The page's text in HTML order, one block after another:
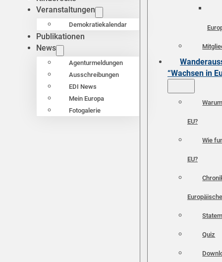
Veranstaltungen
Demokratiekalendar
Publikationen
News
Agenturmeldungen
Ausschreibungen
EDI News
Mein Europa
Fotogalerie
“Wachsen in
EU?
Wie
EU?
Quiz